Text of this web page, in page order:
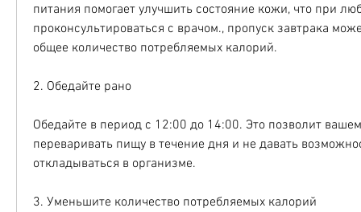
питания помогает улучшить состояние кожи, что при
проконсультироваться с врачом., пропуск завтрака
общее количество потребляемых калорий.
2. Обедайте рано
Обедайте в период с 12:00 до 14:00. Это позволит
переваривать пищу в течение дня и не давать
откладываться в организме.
3. Уменьшите количество потребляемых калорий